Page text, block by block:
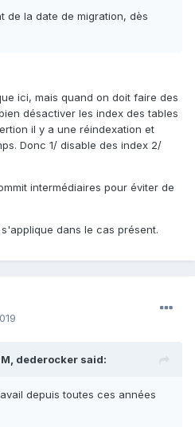
de la date de migration, dès
ici, mais quand on doit faire des
désactiver les index des tables
il y a une réindexation et
Donc 1/ disable des index 2/
intermédiaires pour éviter de
dans le cas présent.
dederocker said:
depuis toutes ces années